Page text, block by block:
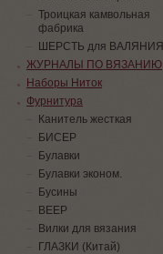
Троицкая камвольная
фабрика
ШЕРСТЬ для ВАЛЯНИЯ
ЖУРНАЛЫ ПО ВЯЗАНИЮ
Наборы Ниток
Фурнитура
Канитель жесткая
БИСЕР
Булавки
Булавки эконом.
Бусины
ВЕЕР
Вилки для вязания
ГЛАЗКИ (Китай)